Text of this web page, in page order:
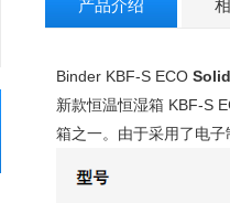
产品介绍
Binder KBF-S ECO
新款恒温恒湿箱 KBF-S
箱之一。由于采用了电